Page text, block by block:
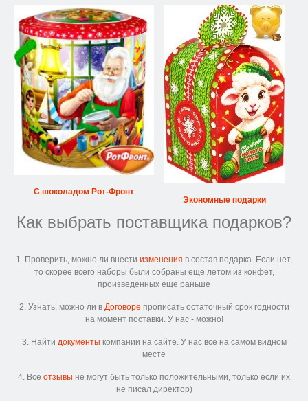
С шоколадом Рот-Фронт
Экономные подарки
Как выбрать поставщика подарков?
1. Проверить, можно ли внести изменения в состав подарка. Если нет,
то скорее всего наборы были собраны еще летом из конфет,
произведенных еще раньше
2. Узнать, можно ли в Договоре прописать остаточный срок годности
на момент поставки. У нас - можно!
3. Найти документы компании на сайте. У нас все на самом видном
месте
4. Все отзывы не могут быть только положительными, только если их
не писал директор)